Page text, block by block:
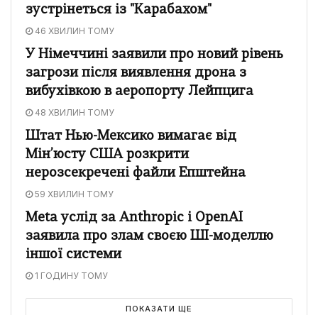
зустрінеться із "Карабахом"
46 ХВИЛИН ТОМУ
У Німеччині заявили про новий рівень
загрози після виявлення дрона з
вибухівкою в аеропорту Лейпцига
48 ХВИЛИН ТОМУ
Штат Нью-Мексико вимагає від
Мін’юсту США розкрити
нерозсекречені файли Епштейна
59 ХВИЛИН ТОМУ
Meta услід за Anthropic і OpenAI
заявила про злам своєю ШІ-моделлю
іншої системи
1 ГОДИНУ ТОМУ
ПОКАЗАТИ ЩЕ